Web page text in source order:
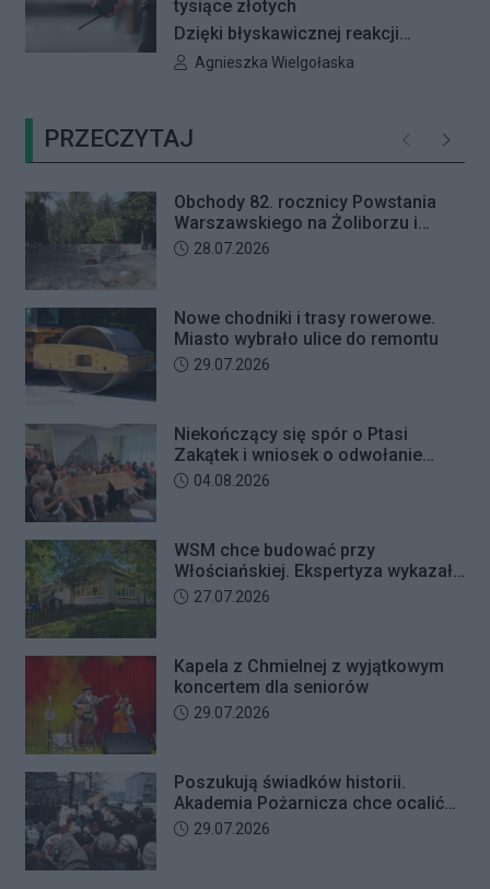
przedszkolno-żłobkowego przy ul.
Ficowskiego. Po blisko pięciu
zaplanowano na koniec sierpnia
tysiące złotych
Dzięki błyskawicznej reakcji
kryminalnych 91-letnia mieszkanka
wnuczkę”. Policjanci zatrzymali 32-
letniego mężczyznę w chwili, gdy
przyszedł odebrać przygotowane
przez seniorkę 23 tysiące złotych.
Mężczyzna usłyszał zarzut
Autor artykułu:
Agnieszka Wielgołaska
PRZECZYTAJ Poprzednie
Obchody 82. rocznicy Powstania
Warszawskiego na Żoliborzu i
Bielanach
Data dodania artykułu:
28.07.2026
Nowe chodniki i trasy rowerowe.
Miasto wybrało ulice do remontu
Data dodania artykułu:
29.07.2026
Niekończący się spór o Ptasi
Zakątek i wniosek o odwołanie
przewodniczącego Rady Dzielnicy
Data dodania artykułu:
04.08.2026
WSM chce budować przy
Włościańskiej. Ekspertyza wykazała
problemy z gruntem pod
Data dodania artykułu:
27.07.2026
Kapela z Chmielnej z wyjątkowym
koncertem dla seniorów
Data dodania artykułu:
29.07.2026
Poszukują świadków historii.
Akademia Pożarnicza chce ocalić
wspomnienia z pamiętnego strajku
Data dodania artykułu:
29.07.2026